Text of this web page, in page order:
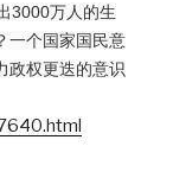
3000万人的生
一个国家国民意
政权更迭的意识